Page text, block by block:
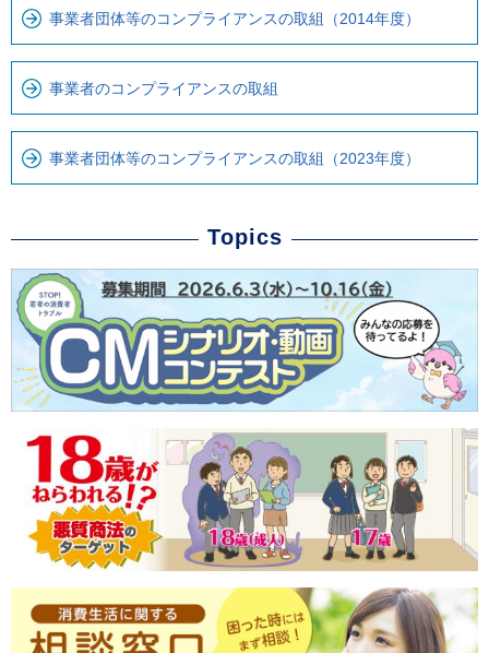
で
す
カ
ル
ビ
で
す
事業者団体等のコンプライアンスの取組（2014年度）
事業者のコンプライアンスの取組
事業者団体等のコンプライアンスの取組（2023年度）
Topics